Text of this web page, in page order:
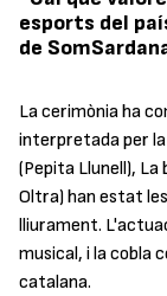
esports del
de
La cerimònia ha
interpretada per la
(Pepita Llunell), La
Oltra) han estat
lliurament.
musical, i la cobla
catalana.